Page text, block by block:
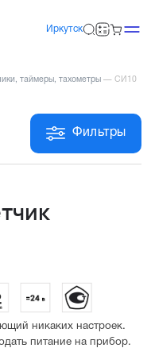
Иркутск
таймеры, тахометры — СИ10
Фильтры
никаких настроек.
питание на прибор.